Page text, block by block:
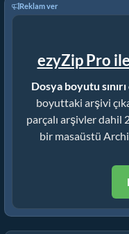
Reklam ver
ezyZip Pro
Dosya boyutu
boyuttaki arşivi
parçalı arşivler dahil
bir masaüstü